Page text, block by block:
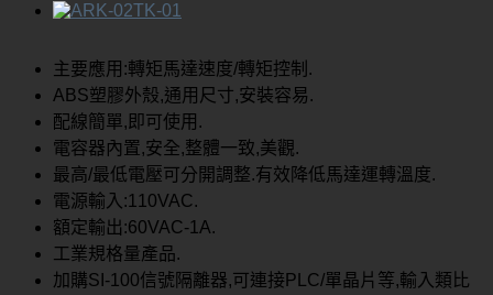
鍵
主要應用:轉矩馬達速度/轉矩控制.
ABS塑膠外殼,通用尺寸,安裝容易.
配線簡單,即可使用.
電容器內置,安全,整體一致,美觀.
最高/最低電壓可分開調整.有效降低馬達運轉溫度.
電源輸入:110VAC.
額定輸出:60VAC-1A.
工業規格量產品.
加購SI-100信號隔離器,可連接PLC/單晶片等,輸入類比